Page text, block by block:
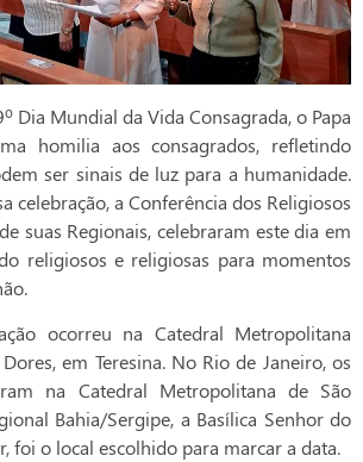
Dia Mundial da Vida Consagrada, o Papa
homilia aos consagrados, refletindo
ser sinais de luz para a humanidade.
celebração, a Conferência dos Religiosos
suas Regionais, celebraram este dia em
religiosos e religiosas para momentos
ocorreu na Catedral Metropolitana
em Teresina. No Rio de Janeiro, os
na Catedral Metropolitana de São
Bahia/Sergipe, a Basílica Senhor do
foi o local escolhido para marcar a data.